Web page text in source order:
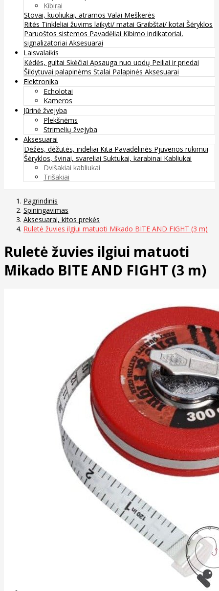
Kibirai
Stovai, kuoliukai, atramos Valai Meškerės
Ritės Tinkleliai žuvims laikyti/ matai Graibštai/ kotai Šėryklos
Paruoštos sistemos Pavadėliai Kibimo indikatoriai,
signalizatoriai Aksesuarai
Laisvalaikis
Kėdės, gultai Skėčiai Apsauga nuo uodų Peiliai ir priedai
Šildytuvai palapinėms Stalai Palapinės Aksesuarai
Elektronika
Echolotai
Kameros
Jūrinė žvejyba
Plekšnėms
Strimelių žvejyba
Aksesuarai
Dėžės, dėžutės, indeliai Kita Pavadėlinės Pjuvenos rūkimui
Šėryklos, švinai, svareliai Suktukai, karabinai Kabliukai
Dvišakiai kabliukai
Trišakiai
Pagrindinis
Spiningavimas
Aksesuarai, kitos prekės
Ruletė žuvies ilgiui matuoti Mikado BITE AND FIGHT (3 m)
Ruletė žuvies ilgiui matuoti
Mikado BITE AND FIGHT (3 m)